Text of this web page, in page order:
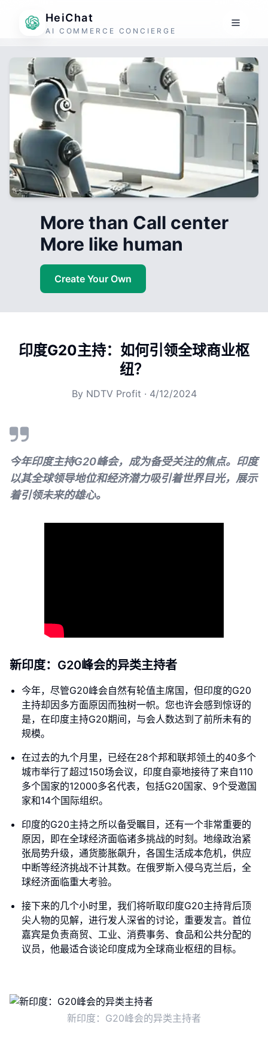
HeiChat
AI COMMERCE CONCIERGE
More than Call center
More like human
Create Your Own
印度G20主持：如何引领全球商业枢
纽？
By NDTV Profit · 4/12/2024
今年印度主持G20峰会，成为备受关注的焦点。印度
以其全球领导地位和经济潜力吸引着世界目光，展示
着引领未来的雄心。
新印度：G20峰会的异类主持者
今年，尽管G20峰会自然有轮值主席国，但印度的G20
主持却因多方面原因而独树一帜。您也许会感到惊讶的
是，在印度主持G20期间，与会人数达到了前所未有的
规模。
在过去的九个月里，已经在28个邦和联邦领土的40多个
城市举行了超过150场会议，印度自豪地接待了来自110
多个国家的12000多名代表，包括G20国家、9个受邀国
家和14个国际组织。
印度的G20主持之所以备受瞩目，还有一个非常重要的
原因，即在全球经济面临诸多挑战的时刻。地缘政治紧
张局势升级，通货膨胀飙升，各国生活成本危机，供应
中断等经济挑战不计其数。在俄罗斯入侵乌克兰后，全
球经济面临重大考验。
接下来的几个小时里，我们将听取印度G20主持背后顶
尖人物的见解，进行发人深省的讨论，重要发言。首位
嘉宾是负责商贸、工业、消费事务、食品和公共分配的
议员，他最适合谈论印度成为全球商业枢纽的目标。
新印度：G20峰会的异类主持者